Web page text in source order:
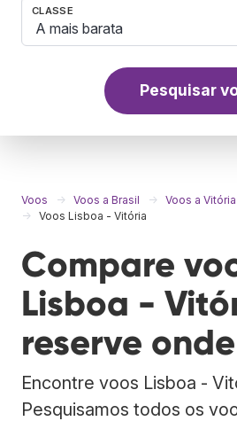
CLASSE
Pesquisar
Voos Voos a Brasil
Voos a Vitória
Voos Lisboa - Vitória
Compare
Lisboa -
reserve
Encontre voos Lisboa -
Pesquisamos todos os